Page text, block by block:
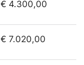
€ 4.300,00
€ 7.020,00